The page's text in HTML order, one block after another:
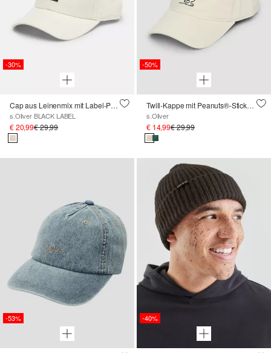
-30%
Cap aus Leinenmix mit Label-Patch
s.Oliver BLACK LABEL
€ 20,99€ 29,99
-50%
Twill-Kappe mit Peanuts®-Stickerei
s.Oliver
€ 14,99€ 29,99
-53% -40%